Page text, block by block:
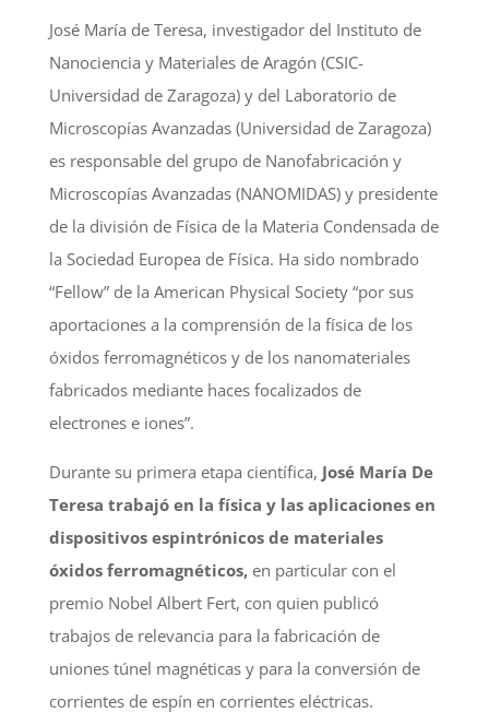
José María de Teresa, investigador del Instituto de
Nanociencia y Materiales de Aragón (CSIC-
Universidad de Zaragoza) y del Laboratorio de
Microscopías Avanzadas (Universidad de Zaragoza)
es responsable del grupo de Nanofabricación y
Microscopías Avanzadas (NANOMIDAS) y presidente
de la división de Física de la Materia Condensada de
la Sociedad Europea de Física. Ha sido nombrado
“Fellow” de la American Physical Society “por sus
aportaciones a la comprensión de la física de los
óxidos ferromagnéticos y de los nanomateriales
fabricados mediante haces focalizados de
electrones e iones”.
Durante su primera etapa científica, José María De
Teresa trabajó en la física y las aplicaciones en
dispositivos espintrónicos de materiales
óxidos ferromagnéticos,en particular con el
premio Nobel Albert Fert, con quien publicó
trabajos de relevancia para la fabricación de
uniones túnel magnéticas y para la conversión de
corrientes de espín en corrientes eléctricas.